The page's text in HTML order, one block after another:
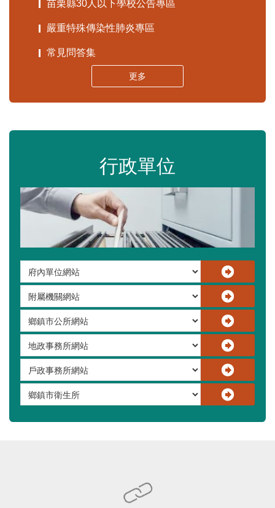
苗栗縣30人以下學校公告專區
嚴重特殊傳染性肺炎專區
常見問答集
更多
行政單位